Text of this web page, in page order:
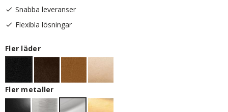
Snabba leveranser
Flexibla lösningar
Fler läder
Fler metaller